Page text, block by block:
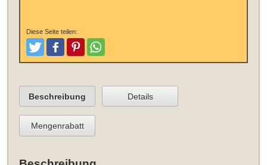
Diese Seite teilen:
TweetenPostenPinterestTeilen
Beschreibung Details
Mengenrabatt